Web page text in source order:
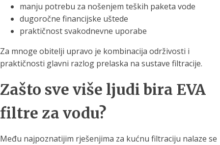
manju potrebu za nošenjem teških paketa vode
dugoročne financijske uštede
praktičnost svakodnevne uporabe
Za mnoge obitelji upravo je kombinacija održivosti i
praktičnosti glavni razlog prelaska na sustave filtracije.
Zašto sve više ljudi bira EVA
filtre za vodu?
Među najpoznatijim rješenjima za kućnu filtraciju nalaze se